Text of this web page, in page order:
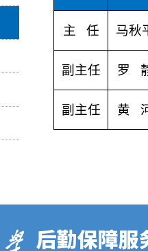
主 任 马秋
副主任 罗
副主任 黄